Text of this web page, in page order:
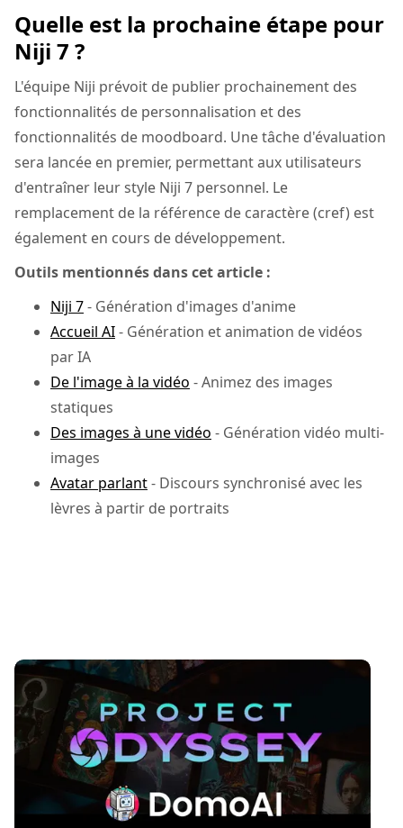
Quelle est la prochaine étape pour
Niji 7 ?
L'équipe Niji prévoit de publier prochainement des
fonctionnalités de personnalisation et des
fonctionnalités de moodboard. Une tâche d'évaluation
sera lancée en premier, permettant aux utilisateurs
d'entraîner leur style Niji 7 personnel. Le
remplacement de la référence de caractère (cref) est
également en cours de développement.
Outils mentionnés dans cet article :
Niji 7- Génération d'images d'anime
Accueil AI- Génération et animation de vidéos
par IA
De l'image à la vidéo - Animez des images
statiques
Des images à une vidéo - Génération vidéo multi-
images
Avatar parlant- Discours synchronisé avec les
lèvres à partir de portraits